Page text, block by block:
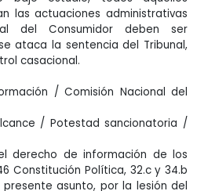
las actuaciones administrativas
del Consumidor deben ser
ataca la sentencia del Tribunal,
casacional.
/ Comisión Nacional del
/ Potestad sancionatoria /
derecho de información de los
Constitución Política, 32.c y 34.b
presente asunto, por la lesión del